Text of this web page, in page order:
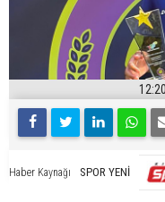
12:20
Haber Kaynağı SPOR YENİ